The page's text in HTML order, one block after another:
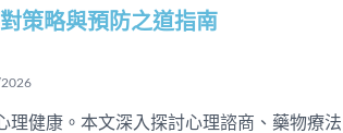
策略與預防之道指南
健康。本文深入探討心理諮商、藥物療法